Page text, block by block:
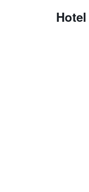
المزايا ووسائل الراحة في Hotel